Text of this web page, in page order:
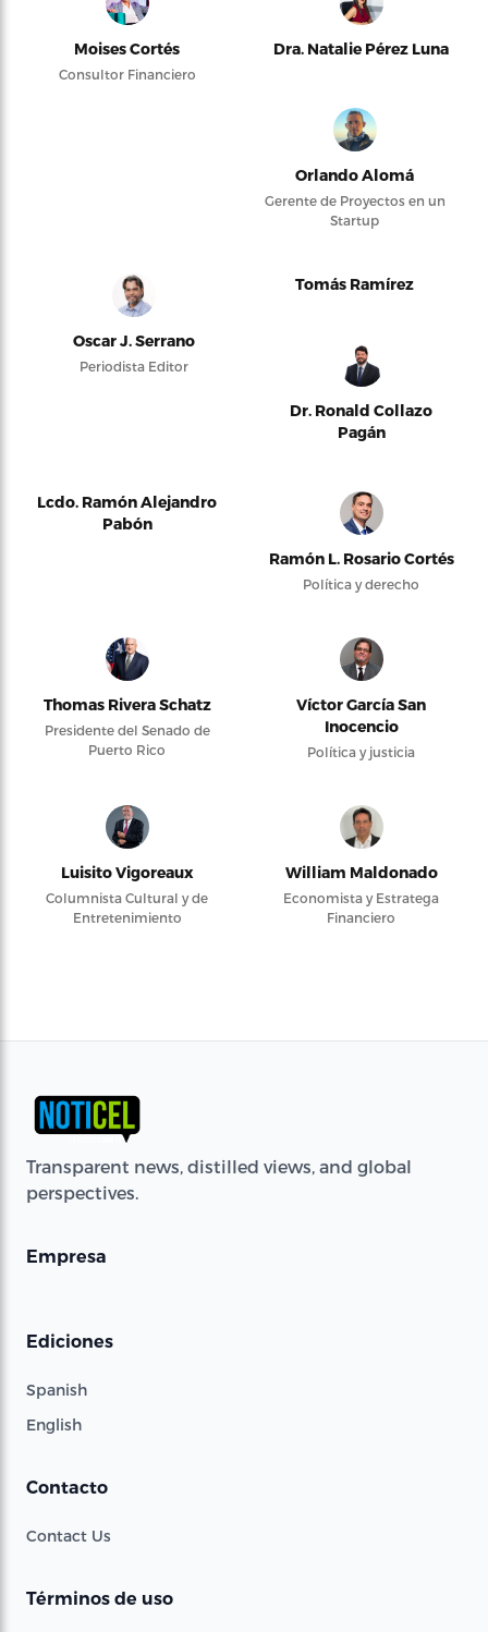
Moises Cortés
Consultor Financiero
Dra. Natalie Pérez Luna
Orlando Alomá
Gerente de Proyectos en un
Startup
Oscar J. Serrano
Periodista Editor
Tomás Ramírez
Dr. Ronald Collazo
Pagán
Lcdo. Ramón Alejandro
Pabón
Ramón L. Rosario Cortés
Política y derecho
Thomas Rivera Schatz
Presidente del Senado de
Puerto Rico
Víctor García San
Inocencio
Política y justicia
Luisito Vigoreaux
Columnista Cultural y de
Entretenimiento
William Maldonado
Economista y Estratega
Financiero
Transparent news, distilled views, and global
perspectives.
Empresa
Ediciones
Spanish
English
Contacto
Contact Us
Términos de uso